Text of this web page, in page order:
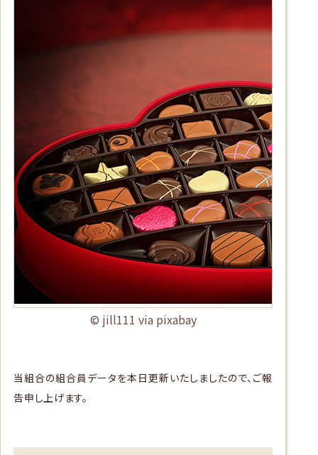
© jill111 via pixabay
当組合の組合員データを本日更新いたしましたので、ご報
告申し上げます。